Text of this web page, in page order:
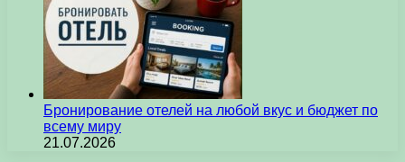
Бронирование отелей на любой вкус и бюджет по
всему миру
21.07.2026